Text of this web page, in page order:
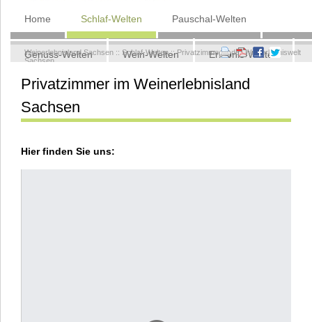
Navigation
überspringen
Home Schlaf-Welten Pauschal-Welten
Genuss-Welten Wein-Welten Erlebnis-Welten
Kontakt
Weinerlebnisland Sachsen :: Schlaf-Welten::Privatzimmer in der Weinerlebniswelt
Sachsen
Privatzimmer im Weinerlebnisland
Sachsen
Hier finden Sie uns: